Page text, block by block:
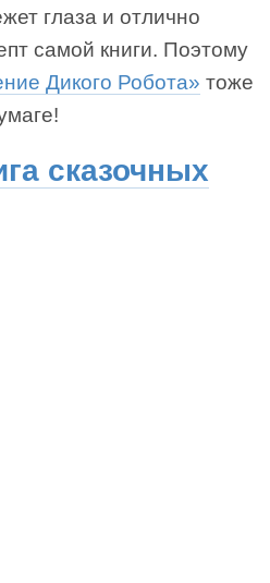
глаза и отлично
самой книги. Поэтому
Дикого Робота» тоже
сказочных